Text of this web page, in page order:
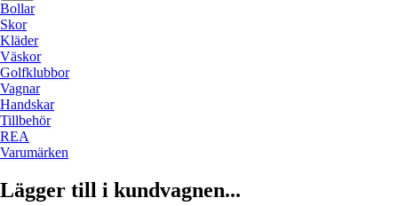
Bollar
Skor
Kläder
Väskor
Golfklubbor
Vagnar
Handskar
Tillbehör
REA
Varumärken
Lägger till i kundvagnen...